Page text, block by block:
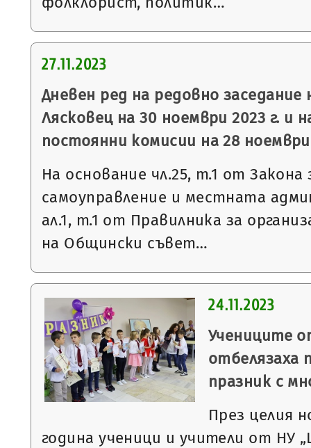
27.11.2023
Дневен ред на редовно
Лясковец на 30 ноември 2023 г. и
постоянни комисии на 28 ноември
На основание чл.25, т.1 от
самоуправление и местната
ал.1, т.1 от Правилника за
на Общински съвет…
24.11.2023
Учениците
отбелязаха
празник с
През целия
година ученици и учители от НУ